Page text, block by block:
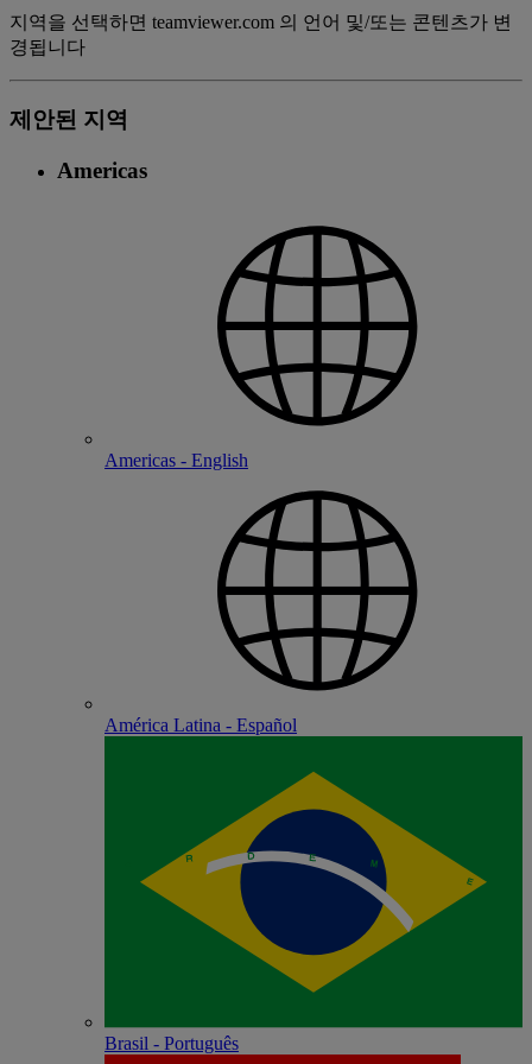
지역을 선택하면 teamviewer.com 의 언어 및/또는 콘텐츠가 변
경됩니다
제안된 지역
Americas
Americas - English
América Latina - Español
Brasil - Português